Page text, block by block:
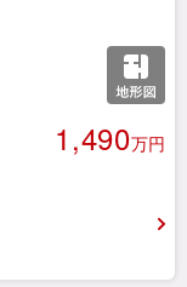
1,490万円